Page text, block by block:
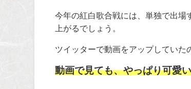
今年の紅白歌合戦には、単独で出場
上がるでしょう。
ツイッターで動画をアップしていた
動画で見ても、やっぱり可愛